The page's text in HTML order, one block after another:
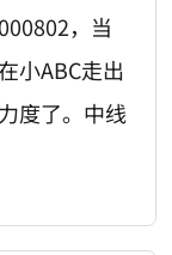
，当
小ABC走出
度了。中线